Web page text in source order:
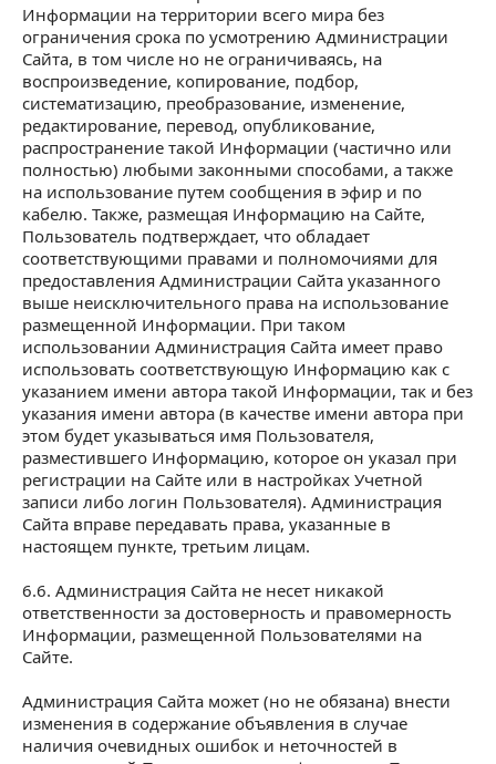
Информации на территории всего мира без
ограничения срока по усмотрению Администрации
Сайта, в том числе но не ограничиваясь, на
воспроизведение, копирование, подбор,
систематизацию, преобразование, изменение,
редактирование, перевод, опубликование,
распространение такой Информации (частично или
полностью) любыми законными способами, а также
на использование путем сообщения в эфир и по
кабелю. Также, размещая Информацию на Сайте,
Пользователь подтверждает, что обладает
соответствующими правами и полномочиями для
предоставления Администрации Сайта указанного
выше неисключительного права на использование
размещенной Информации. При таком
использовании Администрация Сайта имеет право
использовать соответствующую Информацию как с
указанием имени автора такой Информации, так и без
указания имени автора (в качестве имени автора при
этом будет указываться имя Пользователя,
разместившего Информацию, которое он указал при
регистрации на Сайте или в настройках Учетной
записи либо логин Пользователя). Администрация
Сайта вправе передавать права, указанные в
настоящем пункте, третьим лицам.
6.6. Администрация Сайта не несет никакой
ответственности за достоверность и правомерность
Информации, размещенной Пользователями на
Сайте.
Администрация Сайта может (но не обязана) внести
изменения в содержание объявления в случае
наличия очевидных ошибок и неточностей в